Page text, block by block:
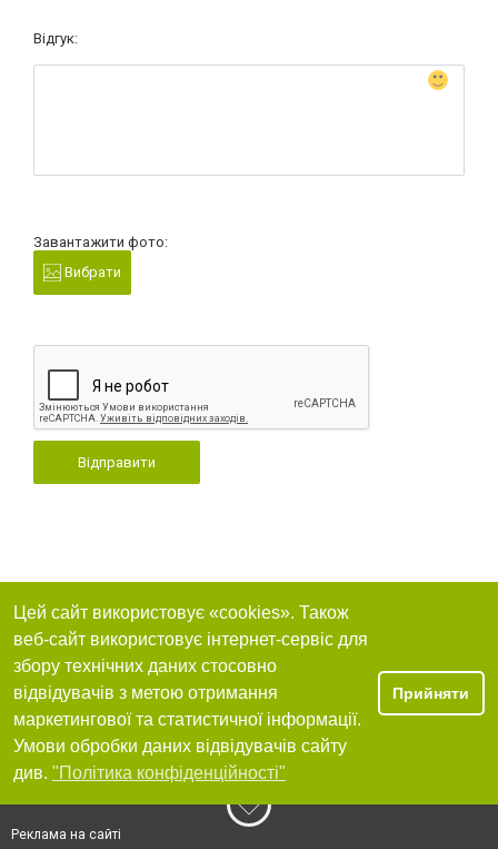
Відгук:
Завантажити фото:
Вибрати
Відправити
Цей сайт використовує «cookies». Також
веб-сайт використовує інтернет-сервіс для
збору технічних даних стосовно
відвідувачів з метою отримання
маркетингової та статистичної інформації.
Умови обробки даних відвідувачів сайту
див. "Політика конфіденційності"
Прийняти
Реклама на сайті